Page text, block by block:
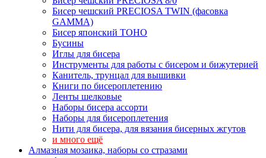
Бисер чешский PRECIOSA TWIN (фасовка
GAMMA)
Бисер японский TOHO
Бусины
Иглы для бисера
Инструменты для работы с бисером и бижутерией
Канитель, трунцал для вышивки
Книги по бисероплетению
Ленты шелковые
Наборы бисера ассорти
Наборы для бисероплетения
Нити для бисера, для вязания бисерных жгутов
и много ещё
Алмазная мозаика, наборы со стразами